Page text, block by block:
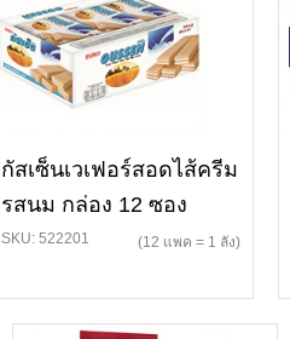
กัสเซ็นเวเฟอร์สอดไส้ครีม
รสนม กล่อง 12 ซอง
SKU: 522201 (12 แพค = 1 ลัง)